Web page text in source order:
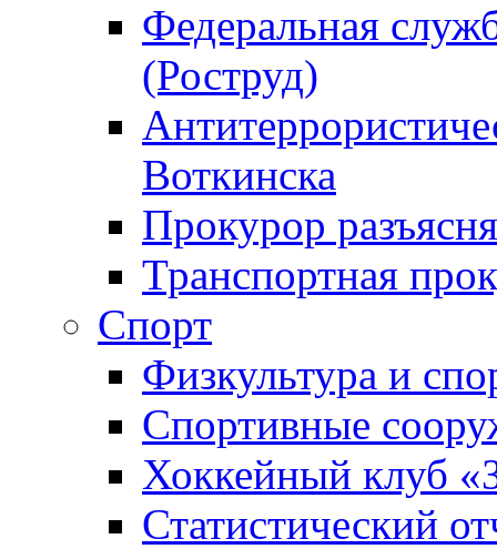
Федеральная
(Роструд)
Воткинска
Прокурор
Транспортная
Спорт
Физкультура и
Спортивные
Хоккейный клуб
Статистический